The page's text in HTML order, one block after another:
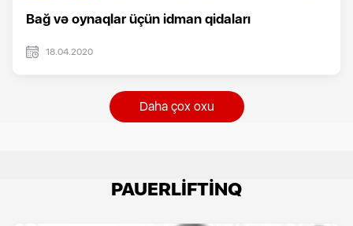
Bağ və oynaqlar üçün idman qidaları
18.04.2020
Daha çox oxu
PAUERLİFTİNQ